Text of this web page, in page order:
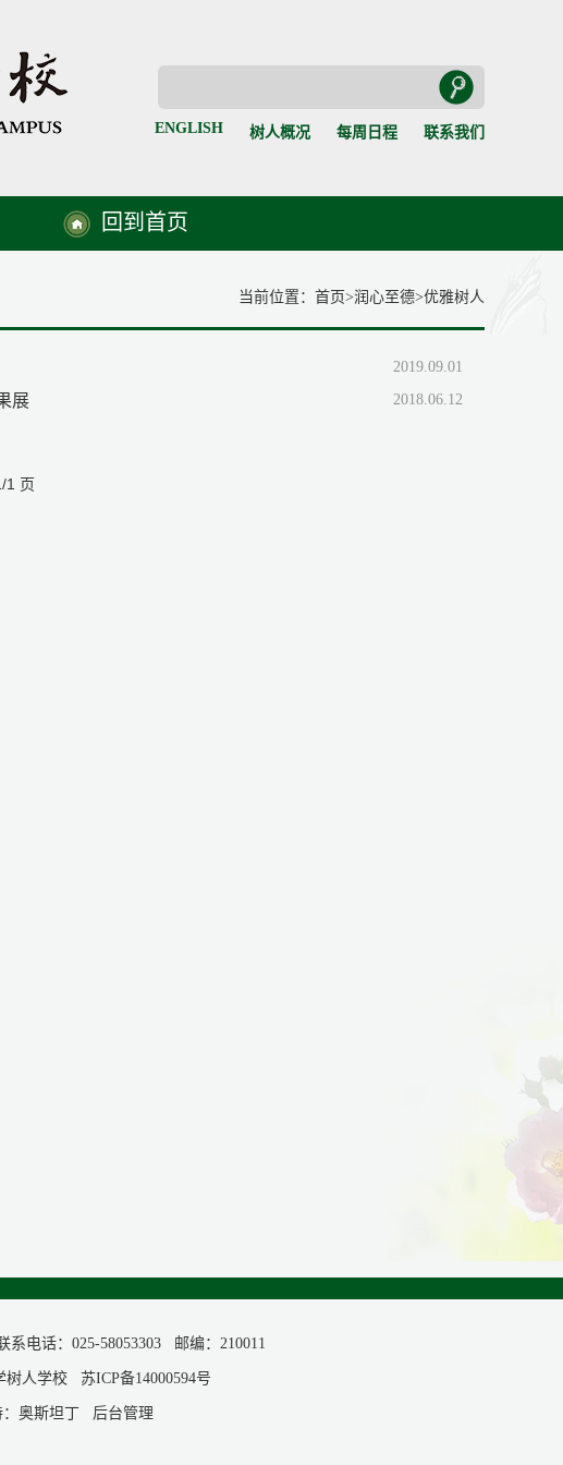
ENGLISH 树人概况 每周日程 联系我们
回到首页
当前位置： 首页>润心至德>优雅树人
2019.09.01
2018.06.12
展
1 页
电话：025-58053303 邮编：210011
树人学校 苏ICP备14000594号
奥斯坦丁 后台管理